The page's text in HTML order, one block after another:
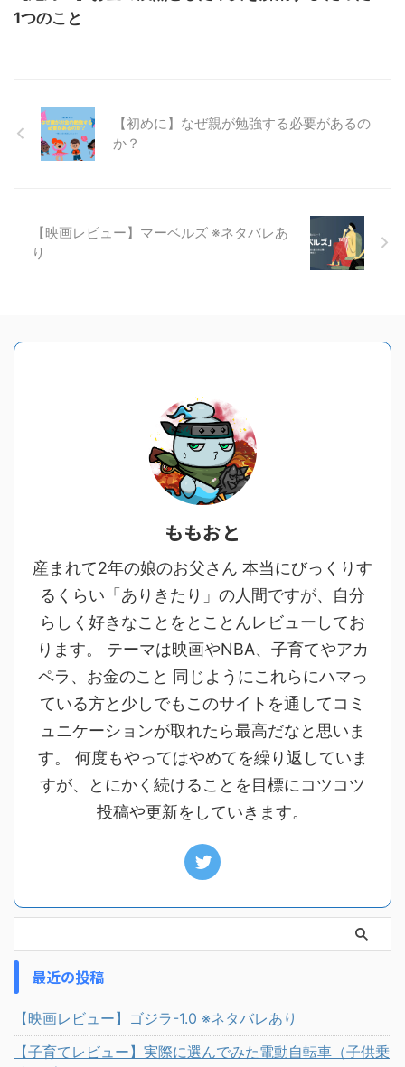
1つのこと
【初めに】なぜ親が勉強する必要があるの
か？
【映画レビュー】マーベルズ ※ネタバレあ
り
ももおと
産まれて2年の娘のお父さん 本当にびっくりす
るくらい「ありきたり」の人間ですが、自分
らしく好きなことをとことんレビューしてお
ります。 テーマは映画やNBA、子育てやアカ
ペラ、お金のこと 同じようにこれらにハマっ
ている方と少しでもこのサイトを通してコミ
ュニケーションが取れたら最高だなと思いま
す。 何度もやってはやめてを繰り返していま
すが、とにかく続けることを目標にコツコツ
投稿や更新をしていきます。
最近の投稿
【映画レビュー】ゴジラ-1.0 ※ネタバレあり
【子育てレビュー】実際に選んでみた電動自転車（子供乗